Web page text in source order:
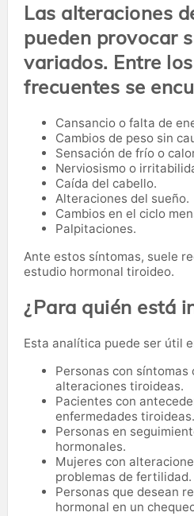
Las alteraciones
pueden provocar
variados. Entre
frecuentes se
Cansancio o falta de
Cambios de peso sin
Sensación de frío o
Nerviosismo o
Caída del cabello.
Alteraciones del sueño.
Cambios en el ciclo
Palpitaciones.
Ante estos síntomas, suele
estudio hormonal tiroideo.
¿Para quién está
Esta analítica puede ser útil
Personas con síntomas
alteraciones tiroideas.
Pacientes con
enfermedades tiroideas.
Personas en
hormonales.
Mujeres con
problemas de fertilidad.
Personas que desean
hormonal en un